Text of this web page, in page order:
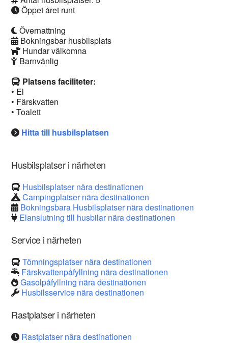
Öppet året runt
Övernattning
Bokningsbar husbilsplats
Hundar välkomna
Barnvänlig
Platsens faciliteter:
• El
• Färskvatten
• Toalett
Hitta till husbilsplatsen
Husbilsplatser i närheten
Husbilsplatser nära destinationen
Campingplatser nära destinationen
Bokningsbara Husbilsplatser nära destinationen
Elanslutning till husbilar nära destinationen
Service i närheten
Tömningsplatser nära destinationen
Färskvattenpåfyllning nära destinationen
Gasolpåfyllning nära destinationen
Husbilsservice nära destinationen
Rastplatser i närheten
Rastplatser nära destinationen